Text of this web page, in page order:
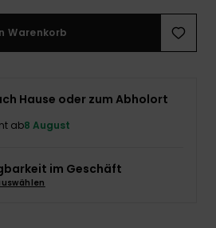
Warenkorb
Hause oder zum Abholort
ab8 August
im Geschäft